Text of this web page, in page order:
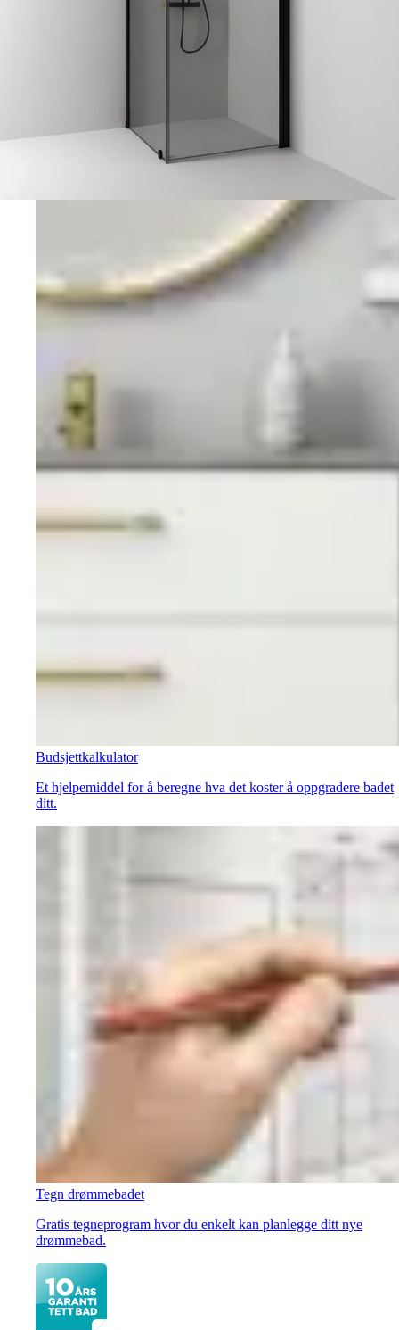
Budsjettkalkulator
Et hjelpemiddel for å beregne hva det koster å oppgradere badet
ditt.
Tegn drømmebadet
Gratis tegneprogram hvor du enkelt kan planlegge ditt nye
drømmebad.